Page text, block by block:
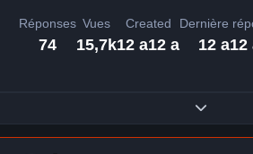
Réponses
74
Vues
15,7k
Created
12 a12 a
Dernière
12 a12
Expand